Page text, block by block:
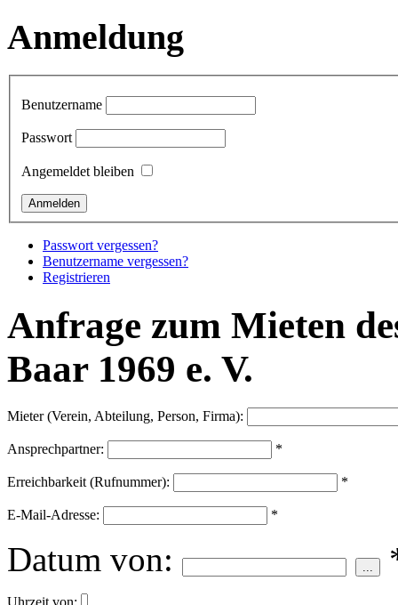
Anmeldung
Benutzername
Passwort
Angemeldet bleiben
Passwort vergessen?
Benutzername vergessen?
Registrieren
Anfrage zum Mieten
Baar 1969 e. V.
Mieter (Verein, Abteilung, Person, Firma):
Ansprechpartner: *
Erreichbarkeit (Rufnummer): *
E-Mail-Adresse: *
Datum von: ...